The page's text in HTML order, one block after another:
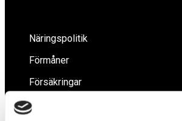
Näringspolitik
Förmåner
Försäkringar
Rådgivning